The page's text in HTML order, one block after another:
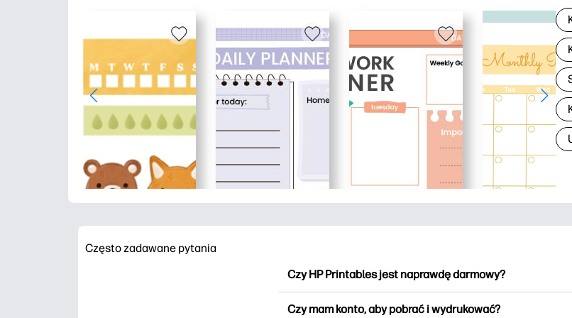
Często zadawane pytania
Czy HP Printables jest naprawdę darmowy?
Czy mam konto, aby pobrać i wydrukować?